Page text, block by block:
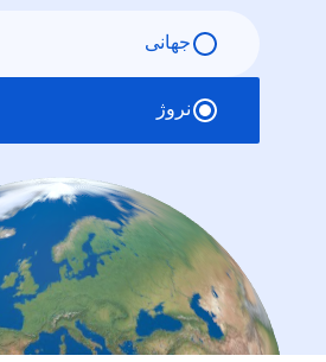
جهانی
نروژ